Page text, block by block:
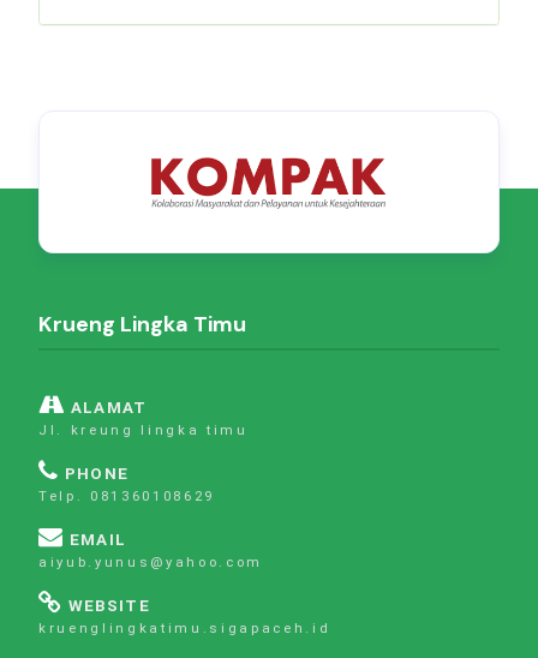
Krueng Lingka Timu
ALAMAT
Jl. kreung lingka timu
PHONE
Telp. 081360108629
EMAIL
aiyub.yunus@yahoo.com
WEBSITE
kruenglingkatimu.sigapaceh.id